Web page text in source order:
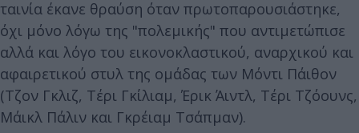
ταινία έκανε θραύση όταν πρωτοπαρουσιάστηκε,
όχι μόνο λόγω της "πολεμικής" που αντιμετώπισε
αλλά και λόγο του εικονοκλαστικού, αναρχικού και
αφαιρετικού στυλ της ομάδας των Mόντι Πάιθον
(Τζον Γκλιζ, Τέρι Γκίλιαμ, Έρικ Άιντλ, Τέρι Τζόουνς,
Μάικλ Πάλιν και Γκρέιαμ Τσάπμαν).